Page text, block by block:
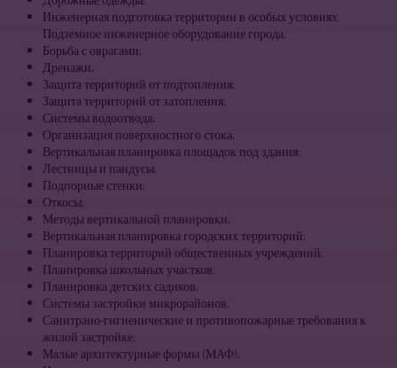
Инженерная подготовка территории в особых условиях.
Подземное инженерное оборудование города;
Борьба с оврагами;
Дренажи;
Защита территорий от подтопления;
Защита территорий от затопления;
Системы водоотвода;
Организация поверхностного стока;
Вертикальная планировка площадок под здания;
Лестницы и пандусы;
Подпорные стенки;
Откосы;
Методы вертикальной планировки;
Вертикальная планировка городских территорий;
Планировка территорий общественных учреждений;
Планировка школьных участков;
Планировка детских садиков;
Системы застройки микрорайонов;
Санитрано-гигиенические и противопожарные требования к
жилой застройке;
Малые архитектурные формы (МАФ);